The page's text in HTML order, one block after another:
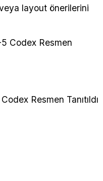
layout önerilerini
Resmen Tanıtıldı